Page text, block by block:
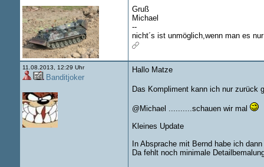
Gruß
Michael
--
nicht´s ist unmöglich,wenn man es
11.08.2013, 12:29 Uhr
Banditjoker
Hallo Matze
Das Kompliment kann ich nur zurück
@Michael ..........schauen wir mal
Kleines Update
In Absprache mit Bernd habe ich
Da fehlt noch minimale